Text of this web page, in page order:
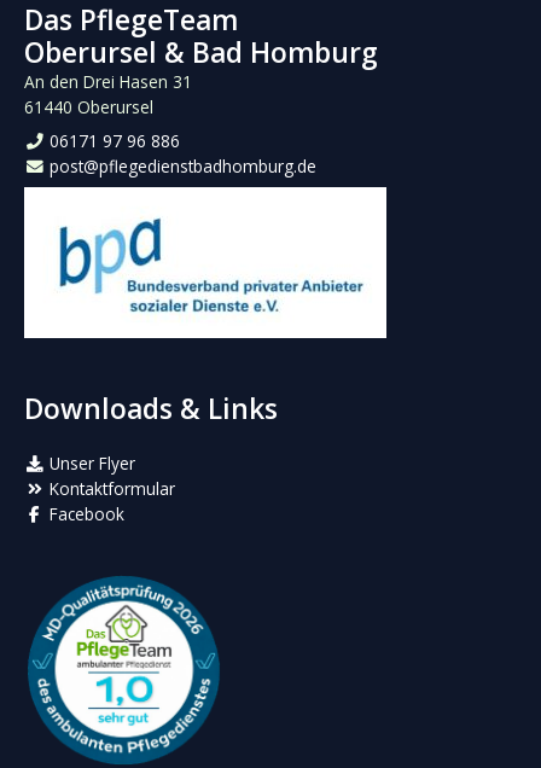
Das PflegeTeam
Oberursel & Bad Homburg
An den Drei Hasen 31
61440 Oberursel
06171 97 96 886
post@pflegedienstbadhomburg.de
Downloads & Links
Unser Flyer
Kontaktformular
Facebook